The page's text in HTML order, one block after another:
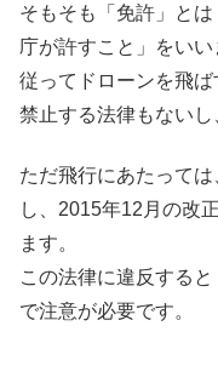
そもそも「免許」と
庁が許すこと」をいい
従ってドローンを飛
禁止する法律もないし
ただ飛行にあたって
し、2015年12月の改
ます。
この法律に違反する
で注意が必要です。